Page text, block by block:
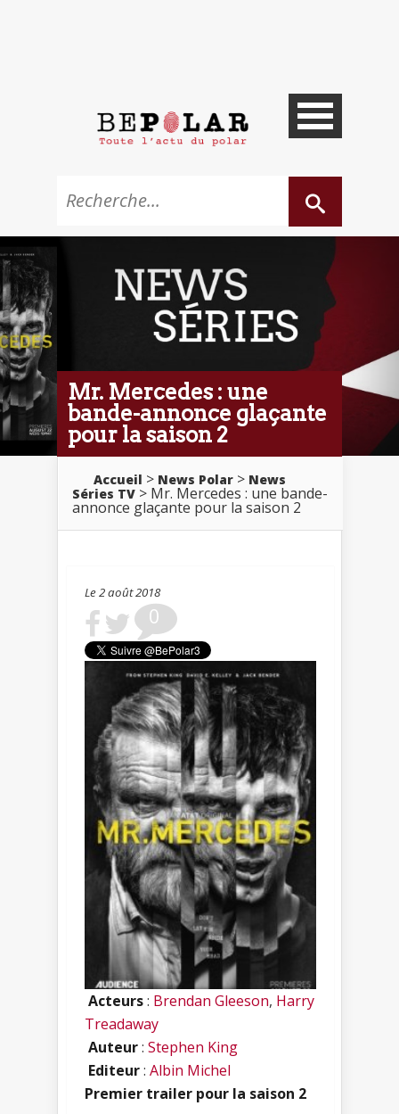
Mr. Mercedes : une
bande-annonce glaçante
pour la saison 2
Accueil > News Polar > News
Séries TV > Mr. Mercedes : une bande-
annonce glaçante pour la saison 2
Le 2 août 2018
0
Acteurs: Brendan Gleeson, Harry
Treadaway
Auteur: Stephen King
Editeur: Albin Michel
Premier trailer pour la saison 2